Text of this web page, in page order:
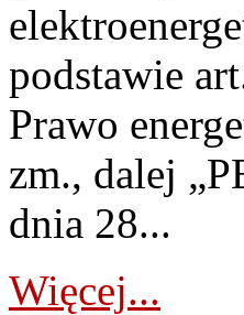
podstawie
Prawo
zm., dalej
dnia 28...
Więcej...